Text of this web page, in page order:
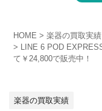
HOME
楽器の買取実績
LINE 6 POD
て￥24,800で販売中！
楽器の買取実績